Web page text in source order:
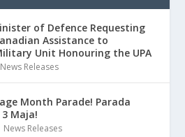
of Defence Requesting
Assistance to
Unit Honouring the UPA
News Releases
Month Parade! Parada
Maja!
News Releases